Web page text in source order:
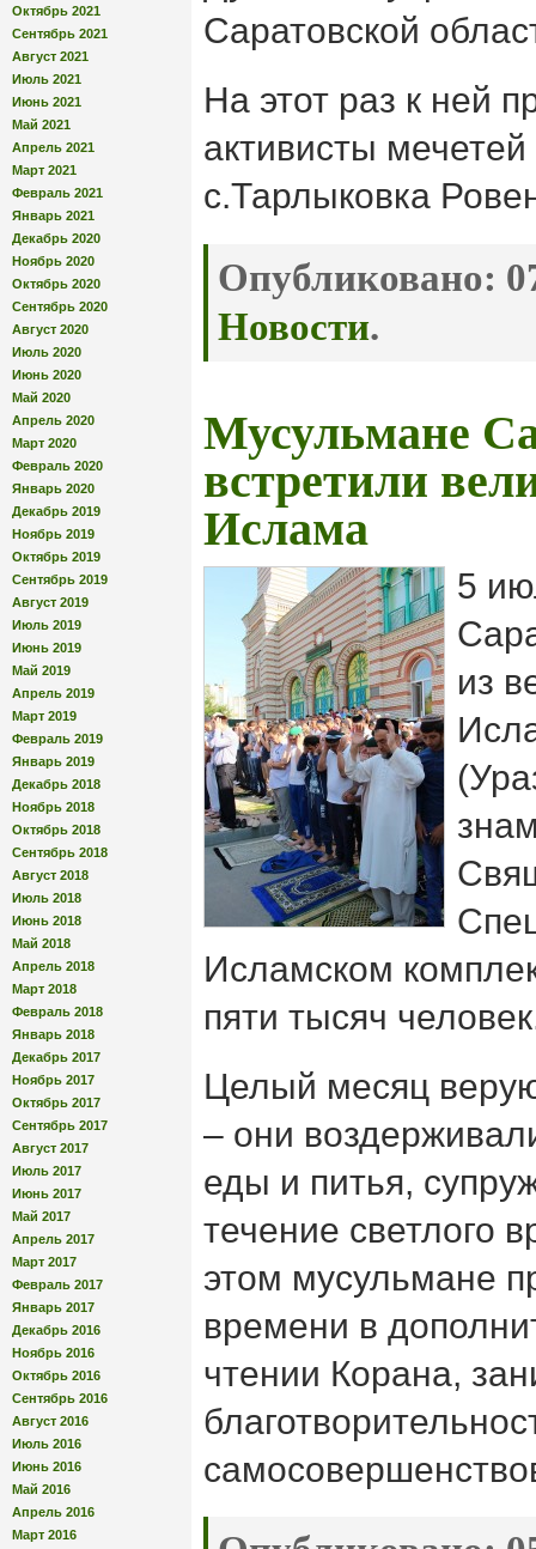
Октябрь 2021
Сентябрь 2021
Август 2021
Июль 2021
Июнь 2021
Май 2021
Апрель 2021
Март 2021
Февраль 2021
Январь 2021
Декабрь 2020
Ноябрь 2020
Октябрь 2020
Сентябрь 2020
Август 2020
Июль 2020
Июнь 2020
Май 2020
Апрель 2020
Март 2020
Февраль 2020
Январь 2020
Декабрь 2019
Ноябрь 2019
Октябрь 2019
Сентябрь 2019
Август 2019
Июль 2019
Июнь 2019
Май 2019
Апрель 2019
Март 2019
Февраль 2019
Январь 2019
Декабрь 2018
Ноябрь 2018
Октябрь 2018
Сентябрь 2018
Август 2018
Июль 2018
Июнь 2018
Май 2018
Апрель 2018
Март 2018
Февраль 2018
Январь 2018
Декабрь 2017
Ноябрь 2017
Октябрь 2017
Сентябрь 2017
Август 2017
Июль 2017
Июнь 2017
Май 2017
Апрель 2017
Март 2017
Февраль 2017
Январь 2017
Декабрь 2016
Ноябрь 2016
Октябрь 2016
Сентябрь 2016
Август 2016
Июль 2016
Июнь 2016
Май 2016
Апрель 2016
Март 2016
Саратовской
На этот раз к ней
активисты мечетей
с.Тарлыковка
Опубликовано:
Новости.
Мусульмане
встретили
Ислама
5
из
Исламском
пяти тысяч
Целый месяц
– они
еды и питья,
течение светлого
этом мусульмане
времени в
чтении Корана,